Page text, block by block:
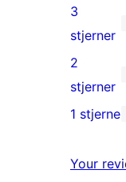
4-
stjernet
0
3-
stjernet
3
stjerner
0
2-
2
stjerner
stjernet
1 stjerne
Your